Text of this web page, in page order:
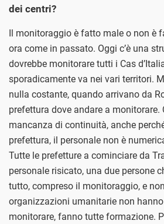
dei centri?
Il monitoraggio è fatto male o non è
ora come in passato. Oggi c’è una
dovrebbe monitorare tutti i Cas
sporadicamente va nei vari territori.
nulla costante, quando arrivano da
prefettura dove andare a monitorare.
mancanza di continuità, anche
prefettura, il personale non è
Tutte le prefetture a cominciare da
personale risicato, una due persone
tutto, compreso il monitoraggio, e
organizzazioni umanitarie non
monitorare, fanno tutte formazione.